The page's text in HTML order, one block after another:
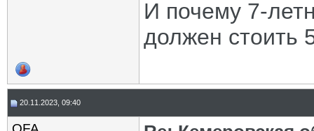
И почему 7-
должен стоить
20.11.2023, 09:40